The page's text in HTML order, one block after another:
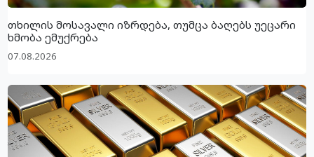
თხილის მოსავალი იზრდება, თუმცა ბაღებს უეცარი
ხმობა ემუქრება
07.08.2026